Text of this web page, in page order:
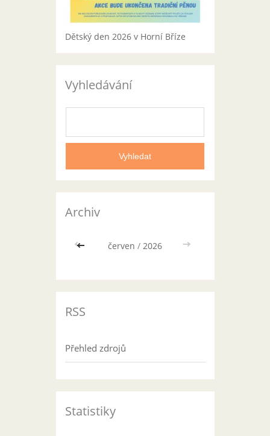
Dětský den 2026 v Horní Bříze
Vyhledávání
Archiv
<< červen / 2026 >>
RSS
Přehled zdrojů
Statistiky